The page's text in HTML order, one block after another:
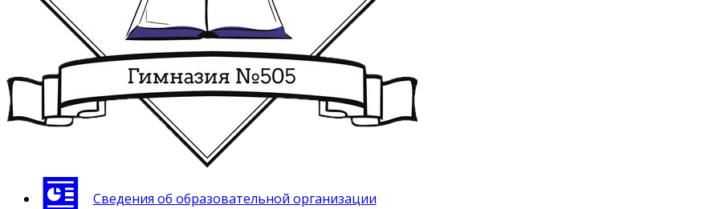
Сведения об образовательной организации